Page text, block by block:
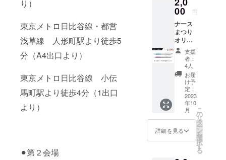
り）
東京メトロ日比谷線・都営
浅草線 人形町駅より徒歩5
分（A4出口より）
東京メトロ日比谷線 小伝
馬町駅より徒歩4分（1出口
より）
⚫︎第２会場
いただ
けま
す。メ
イン会
場：サ
ンライ
ズビル
東京
ザ・グ
リーン
ホール
2F 第
２会
場：
Studio
に携わ
る。
セミ
ナーの
座席確
保（限
定15
席）＋
参加チ
ケット
です。※
持ち
物：ヨ
ガマッ
判のタ
オルを
ケット
です。
※セミ
ナーは
法令に
基づく
医療、
診療行
為では
ござい
ませ
ん。 ※
受付で
CAMPF
IRE支援
画面を
C】 講
師：角
田ます
み 氏
杏林大
学保健
学部准
教授
（専
門：生
命倫理
学）早
稲田大
学大学
院人間
科学研
00 円
ナース
まつり
オリジ
ナル
ボール
ペン付
き限定2
本 +
『ナー
ス祭チ
ケッ
ト』1名
様とな
りま
す。 ※
受付で
支援
者：
4人
お届
け予
定：
2023
年10
月
詳細を見る
こ
の
リ
タ
ー
ン
を
選
択
す
る